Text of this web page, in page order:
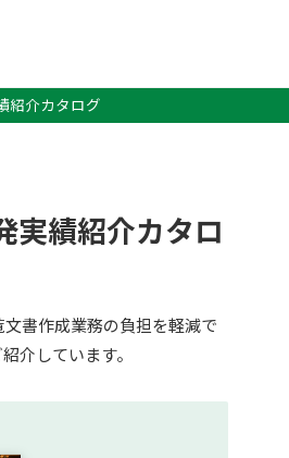
紹介カタログ
実績紹介カタロ
書作成業務の負担を軽減で
介しています。